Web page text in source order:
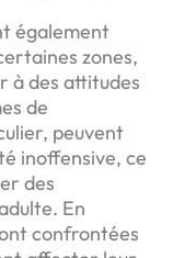
également
zones,
à des attitudes
de
peuvent
inoffensive, ce
des
En
confrontées